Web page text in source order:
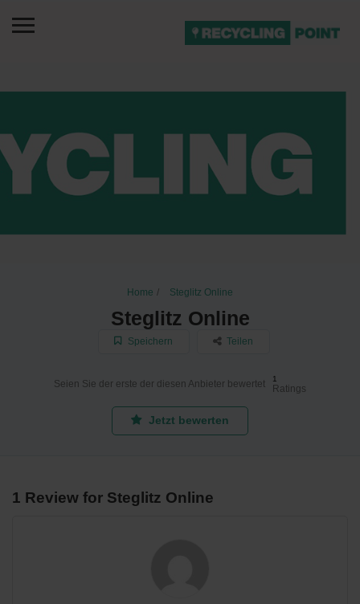
Home Steglitz Online
Steglitz Online
Speichern Teilen
Seien Sie der erste der diesen Anbieter bewertet 1
Ratings
Jetzt bewerten
1 Review for Steglitz Online